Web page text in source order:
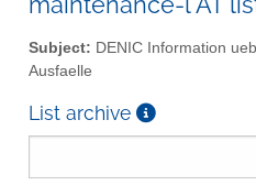
Subject: DENIC Information
Ausfaelle
List archive